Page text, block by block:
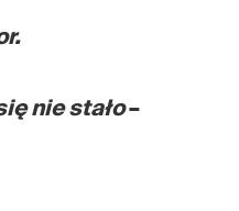
nie stało–